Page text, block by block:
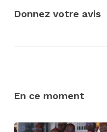
Donnez votre avis
En ce moment